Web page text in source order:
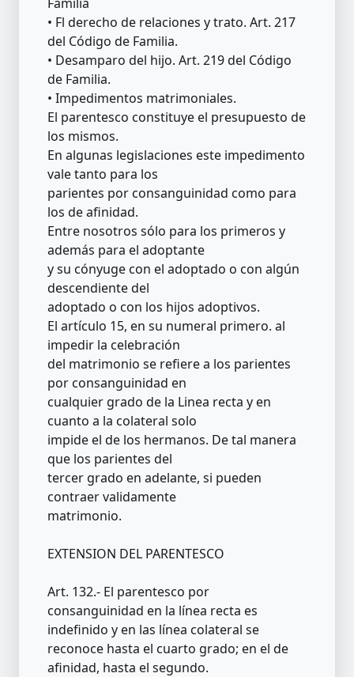
• Fl derecho de relaciones y trato. Art. 217
del Código de Familia.
• Desamparo del hijo. Art. 219 del Código
de Familia.
• Impedimentos matrimoniales.
El parentesco constituye el presupuesto de
los mismos.
En algunas legislaciones este impedimento
vale tanto para los
parientes por consanguinidad como para
los de afinidad.
Entre nosotros sólo para los primeros y
además para el adoptante
y su cónyuge con el adoptado o con algún
descendiente del
adoptado o con los hijos adoptivos.
El artículo 15, en su numeral primero. al
impedir la celebración
del matrimonio se refiere a los parientes
por consanguinidad en
cualquier grado de la Linea recta y en
cuanto a la colateral solo
impide el de los hermanos. De tal manera
que los parientes del
tercer grado en adelante, si pueden
contraer validamente
matrimonio.
EXTENSION DEL PARENTESCO
Art. 132.- El parentesco por
consanguinidad en la línea recta es
indefinido y en las línea colateral se
reconoce hasta el cuarto grado; en el de
afinidad, hasta el segundo.